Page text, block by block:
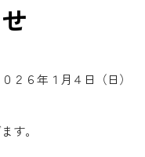
２６年１月４日（日）
す。